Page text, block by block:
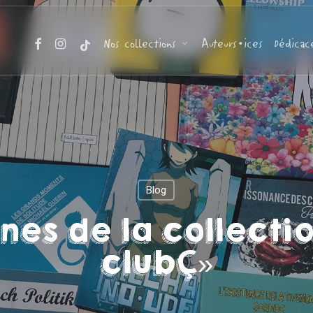
facebookinstagram
tiktok Nos collections Auteurs•ices
Blog
de la
club »